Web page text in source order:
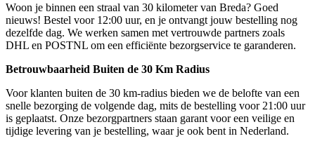
Woon je binnen een straal van 30 kilometer van Breda? Goed
nieuws! Bestel voor 12:00 uur, en je ontvangt jouw bestelling nog
dezelfde dag. We werken samen met vertrouwde partners zoals
DHL en POSTNL om een efficiënte bezorgservice te garanderen.
Betrouwbaarheid Buiten de 30 Km Radius
Voor klanten buiten de 30 km-radius bieden we de belofte van een
snelle bezorging de volgende dag, mits de bestelling voor 21:00 uur
is geplaatst. Onze bezorgpartners staan garant voor een veilige en
tijdige levering van je bestelling, waar je ook bent in Nederland.